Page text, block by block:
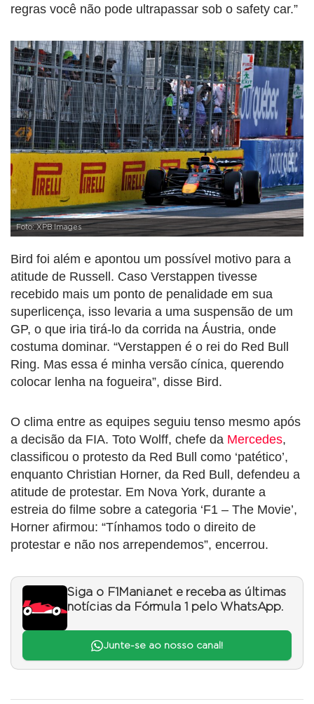
regras você não pode ultrapassar sob o safety car.”
Foto: XPB Images
Bird foi além e apontou um possível motivo para a
atitude de Russell. Caso Verstappen tivesse
recebido mais um ponto de penalidade em sua
superlicença, isso levaria a uma suspensão de um
GP, o que iria tirá-lo da corrida na Áustria, onde
costuma dominar. “Verstappen é o rei do Red Bull
Ring. Mas essa é minha versão cínica, querendo
colocar lenha na fogueira”, disse Bird.
O clima entre as equipes seguiu tenso mesmo após
a decisão da FIA. Toto Wolff, chefe da Mercedes,
classificou o protesto da Red Bull como ‘patético’,
enquanto Christian Horner, da Red Bull, defendeu a
atitude de protestar. Em Nova York, durante a
estreia do filme sobre a categoria ‘F1 – The Movie’,
Horner afirmou: “Tínhamos todo o direito de
protestar e não nos arrependemos”, encerrou.
Siga o F1Mania.net e receba as últimas
notícias da Fórmula 1 pelo WhatsApp.
Junte-se ao nosso canal!